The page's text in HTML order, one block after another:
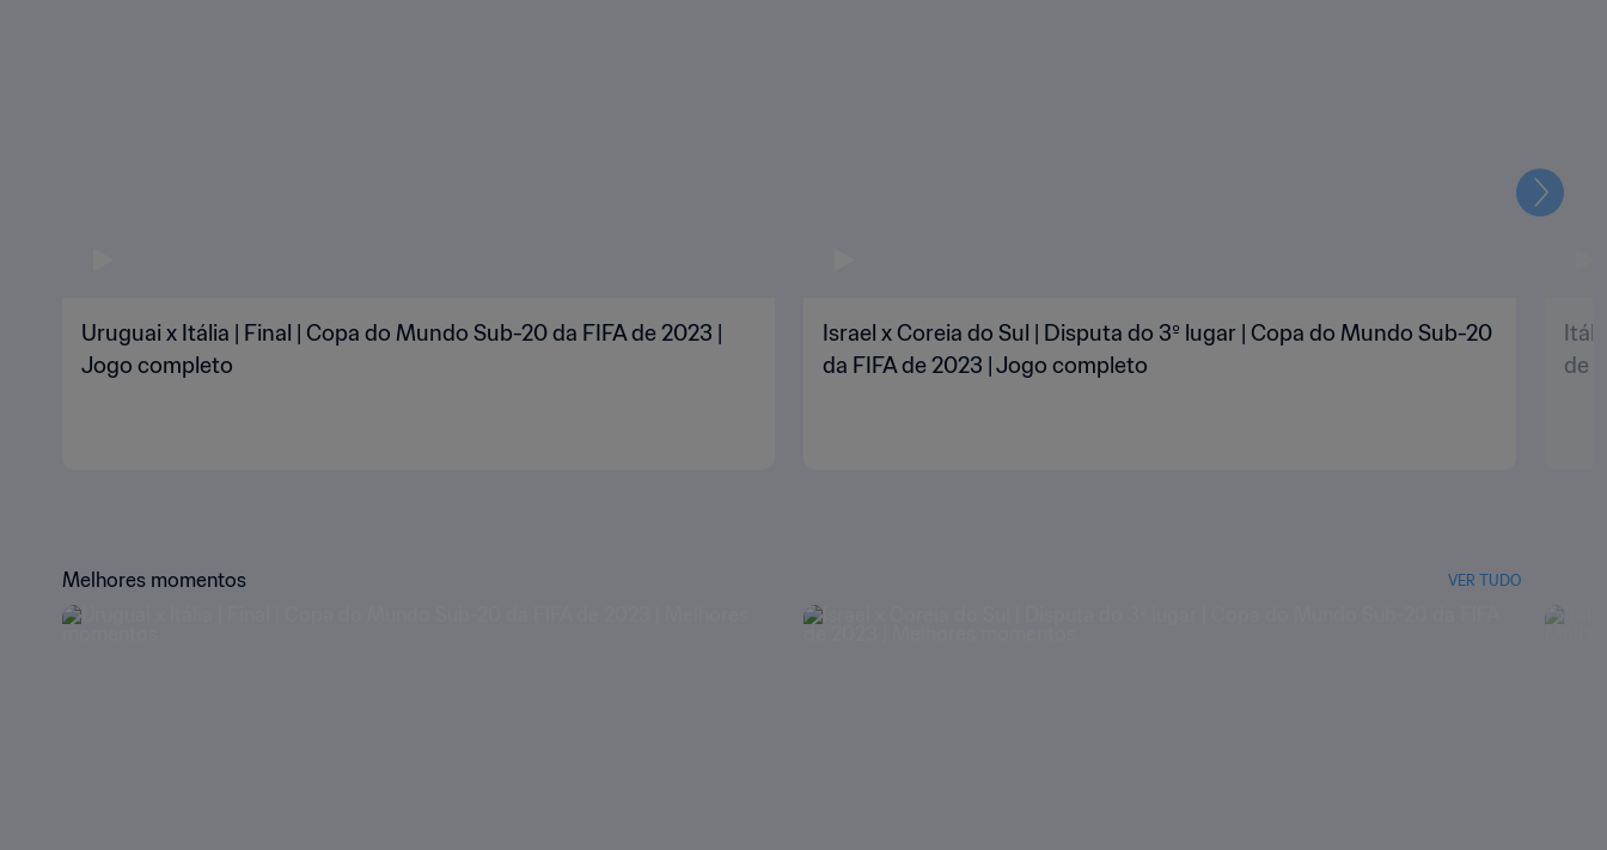
Uruguai x Itália | Final | Copa do Mundo Sub-20 da FIFA de 2023 |
Jogo completo
Israel x Coreia do Sul | Disputa do 3º lugar | Copa do Mundo Sub-20
da FIFA de 2023 | Jogo completo
de
Melhores momentos VER TUDO